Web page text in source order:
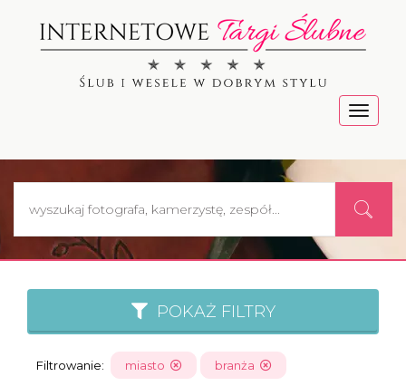
Menu
POKAŻ FILTRY
Filtrowanie: miasto branża